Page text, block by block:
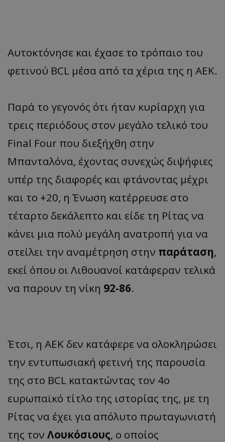
Αυτοκτόνησε και έχασε το τρόπαιο του
φετινού BCL μέσα από τα χέρια της η ΑΕΚ.
Παρά το γεγονός ότι ήταν κυρίαρχη για
τρεις περιόδους στον μεγάλο τελικό του
Final Four που διεξήχθη στην
Μπανταλόνα, έχοντας συνεχώς διψήφιες
υπέρ της διαφορές και φτάνοντας μέχρι
και το +20, η Ένωση κατέρρευσε στο
τέταρτο δεκάλεπτο και είδε τη Ρίτας να
κάνει μια πολύ μεγάλη ανατροπή για να
στείλει την αναμέτρηση στην παράταση,
εκεί όπου οι Λιθουανοί κατάφεραν τελικά
να παρουν τη νίκη 92-86.
Έτσι, η ΑΕΚ δεν κατάφερε να ολοκληρώσει
την εντυπωσιακή φετινή της παρουσία
της στο BCL κατακτώντας τον 4ο
ευρωπαϊκό τίτλο της ιστορίας της, με τη
Ρίτας να έχει για απόλυτο πρωταγωνιστή
της τον Λουκόσιους, ο οποίος